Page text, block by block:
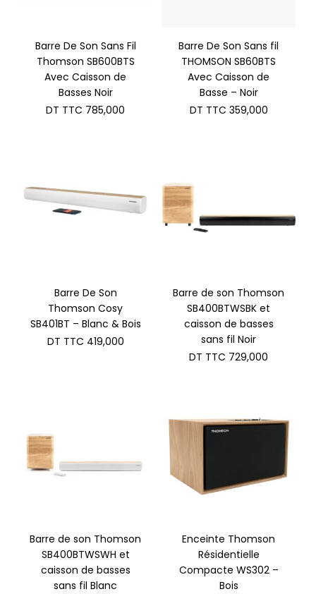
Barre De Son Sans Fil
Thomson SB600BTS
Avec Caisson de
Basses Noir
DT TTC 785,000
Barre De Son Sans fil
THOMSON SB60BTS
Avec Caisson de
Basse – Noir
DT TTC 359,000
Barre De Son
Thomson Cosy
SB401BT – Blanc & Bois
DT TTC 419,000
Barre de son Thomson
SB400BTWSBK et
caisson de basses
sans fil Noir
DT TTC 729,000
Barre de son Thomson
SB400BTWSWH et
caisson de basses
sans fil Blanc
Enceinte Thomson
Résidentielle
Compacte WS302 –
Bois